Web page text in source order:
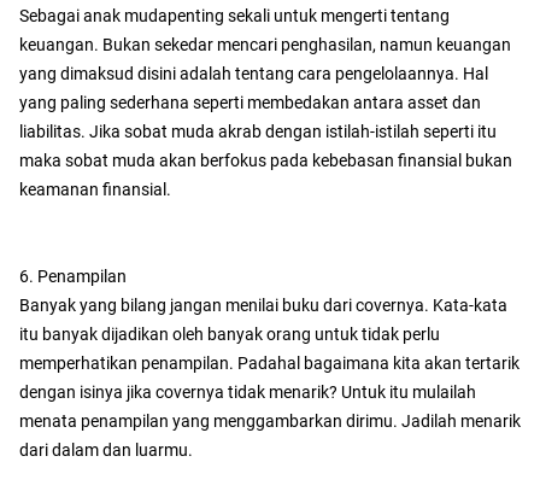
Sebagai anak mudapenting sekali untuk mengerti tentang
keuangan. Bukan sekedar mencari penghasilan, namun keuangan
yang dimaksud disini adalah tentang cara pengelolaannya. Hal
yang paling sederhana seperti membedakan antara asset dan
liabilitas. Jika sobat muda akrab dengan istilah-istilah seperti itu
maka sobat muda akan berfokus pada kebebasan finansial bukan
keamanan finansial.
6. Penampilan
Banyak yang bilang jangan menilai buku dari covernya. Kata-kata
itu banyak dijadikan oleh banyak orang untuk tidak perlu
memperhatikan penampilan. Padahal bagaimana kita akan tertarik
dengan isinya jika covernya tidak menarik? Untuk itu mulailah
menata penampilan yang menggambarkan dirimu. Jadilah menarik
dari dalam dan luarmu.